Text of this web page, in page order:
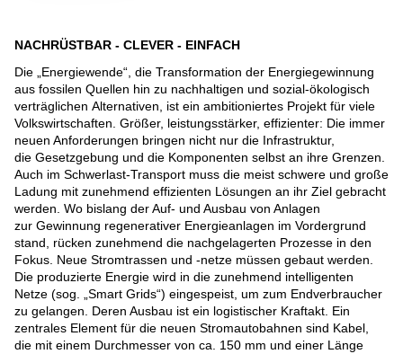
AIRPORT
FRACHT-/PUSHBACKSCHLEPPER
KONVENTIONELLE SCHLEPPER
STANGENLOSE SCHLEPPER
FLUGZEUGBERGESYSTEME
DEFENSE AIRPORT
NACHRÜSTBAR - CLEVER - EINFACH
Die „Energiewende“, die Transformation der Energiegewinnung
aus fossilen Quellen hin zu nachhaltigen und sozial-ökologisch
verträglichen Alternativen, ist ein ambitioniertes Projekt für viele
Volkswirtschaften. Größer, leistungsstärker, effizienter: Die immer
neuen Anforderungen bringen nicht nur die Infrastruktur,
die Gesetzgebung und die Komponenten selbst an ihre Grenzen.
Auch im Schwerlast-Transport muss die meist schwere und große
Ladung mit zunehmend effizienten Lösungen an ihr Ziel gebracht
werden. Wo bislang der Auf- und Ausbau von Anlagen
zur Gewinnung regenerativer Energieanlagen im Vordergrund
stand, rücken zunehmend die nachgelagerten Prozesse in den
Fokus. Neue Stromtrassen und -netze müssen gebaut werden.
Die produzierte Energie wird in die zunehmend intelligenten
Netze (sog. „Smart Grids“) eingespeist, um zum Endverbraucher
zu gelangen. Deren Ausbau ist ein logistischer Kraftakt. Ein
zentrales Element für die neuen Stromautobahnen sind Kabel,
die mit einem Durchmesser von ca. 150 mm und einer Länge